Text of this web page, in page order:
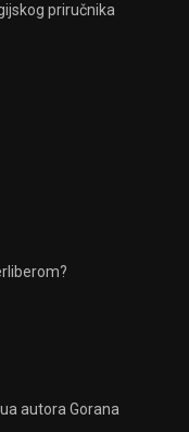
priručnika
autora Gorana